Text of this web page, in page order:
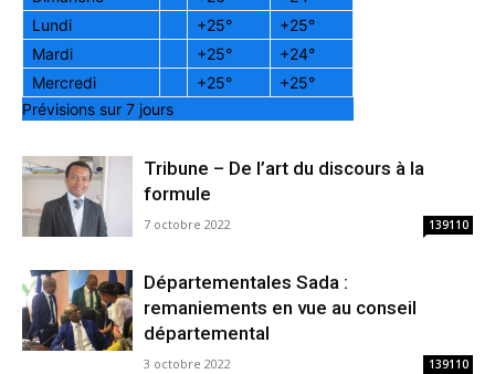
Lundi
+25° +25°
Mardi
+25° +24°
Mercredi
+25° +25°
Prévisions sur 7 jours
Tribune – De l’art du discours à la
formule
7 octobre 2022 139110
Départementales Sada :
remaniements en vue au conseil
départemental
3 octobre 2022 139110